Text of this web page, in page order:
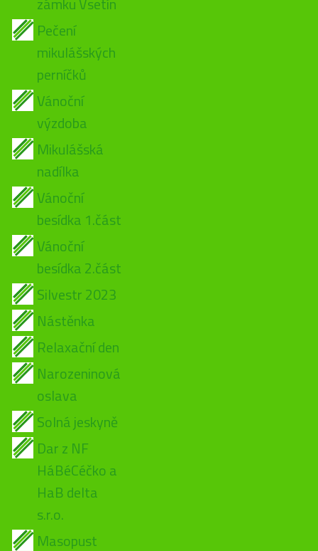
Pečení
mikulášských
perníčků
Vánoční
výzdoba
Mikulášská
nadílka
Vánoční
besídka 1.část
Vánoční
besídka 2.část
Silvestr 2023
Nástěnka
Relaxační den
Narozeninová
oslava
Solná jeskyně
Dar z NF
HáBéCéčko a
HaB delta
s.r.o.
Masopust